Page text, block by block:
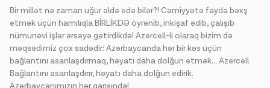
Bir millət nə zaman uğur əldə edə bilər?! Cəmiyyətə fayda bəxş
etmək üçün hamılıqla BİRLİKDƏ öyrənib, inkişaf edib, çalışıb
nümunəvi işlər ərsəyə gətirdikdə! Azercell-li olaraq bizim də
məqsədimiz çox sadədir: Azərbaycanda hər bir kəs üçün
bağlantını asanlaşdırmaq, həyatı daha dolğun etmək… Azercell
Bağlantını asanlaşdırır, həyatı daha dolğun edirik.